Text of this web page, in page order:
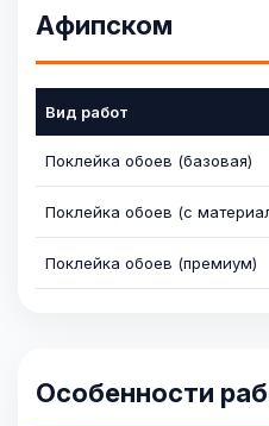
Афипском
Вид работ
Поклейка обоев (базовая)
Поклейка обоев (с
Поклейка обоев (премиум)
Особенности